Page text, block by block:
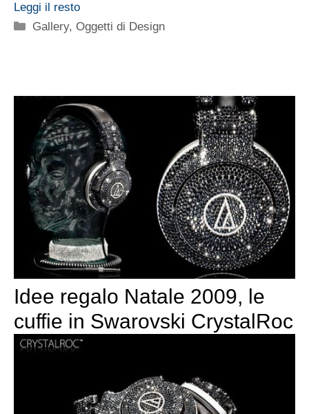
Leggi il resto
Categorie
Gallery,Oggetti di Design
Idee regalo Natale 2009, le
cuffie in Swarovski CrystalRoc